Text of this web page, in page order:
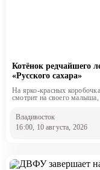
Котёнок редчайшего
«Русского сахара»
На ярко-красных
смотрит на своего
Владивосток
16:00, 10 августа, 2026